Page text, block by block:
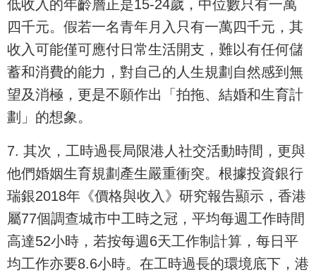
低收入的年齡層正是15-24歲，中位數只有一萬
四千元。假若一名青年月入只有一萬四千元，其
收入可能僅可應付日常生活開支，難以有任何儲
蓄和消費的能力，對自己的人生規劃自然感到無
望及消極，更是不願作出「拍拖、結婚和生育計
劃」的想象。
7. 其次，工時過長局限港人社交活動時間，更與
他們婚姻生育規劃產生嚴重衝突。根據投資銀行
瑞銀2018年《價格與收入》研究報告顯示，香港
屬77個調查城市中工時之冠，平均每週工作時間
高達52小時，若按每週6天工作制計算，每日平
均工作亦要8.6小時。在工時過長的環境底下，港